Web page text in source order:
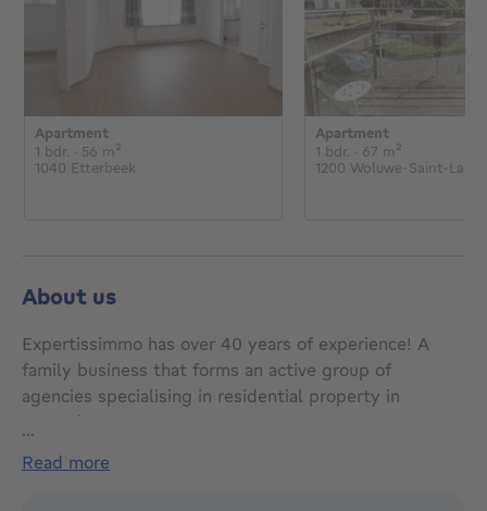
Apartment
1 bdr. 1 bedroom
· 56 m²
1040 Etterbeek
Apartment
1 bdr. 1 bedroom
· 67 m²
1200 Woluwe-Saint-
About us
Expertissimmo has over 40 years of experience! A
family business that forms an active group of
agencies specialising in residential property in
Brussels.
Sales, rentals and property management hold no
...
read more